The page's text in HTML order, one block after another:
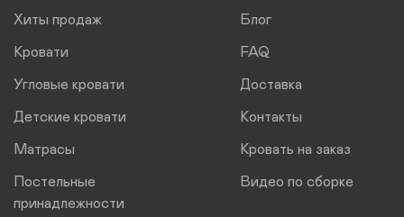
Хиты продаж
Кровати
Угловые кровати
Детские кровати
Матрасы
Постельные
принадлежности
Блог
FAQ
Доставка
Контакты
Кровать на заказ
Видео по сборке